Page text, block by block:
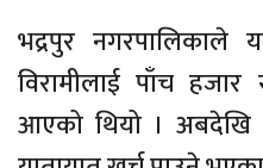
भद्रपुर नगरपालिकाले
विरामीलाई पाँच
आएको थियो । अबदेखि